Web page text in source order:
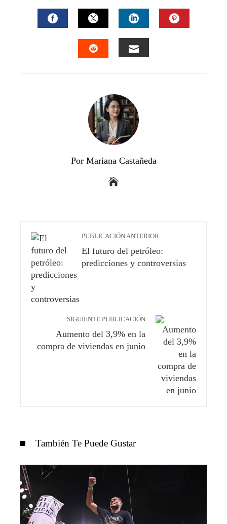
FACEBOOKTWITTERLINKEDIN
Por Mariana Castañeda
PUBLICACIÓN ANTERIOR
El futuro del petróleo:
predicciones y controversias
SIGUIENTE PUBLICACIÓN
Aumento del 3,9% en la
compra de viviendas en junio
También Te Puede Gustar